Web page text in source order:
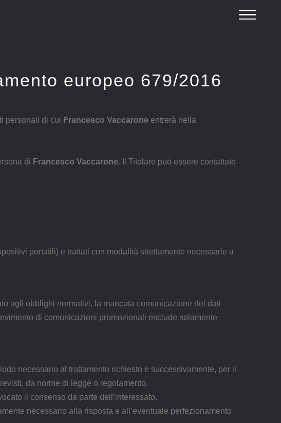
europeo 679/2016
personali di cui Francesco Vaccarone entrerà nella
di Francesco Vaccarone. Il Titolare può essere contattato
portatili) e trattati con modalità strettamente necessarie a
agli obblighi normativi, la mancata comunicazione dei dati
di comunicazioni promozionali esclude solamente
necessario al trattamento richiesto e successivamente, per il
da norme di legge o regolamento.
il consenso da parte dell’interessato.
necessario alla risposta e all’eventuale perfezionamento